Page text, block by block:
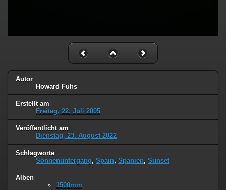
Autor
Howard Fuhs
Erstellt am
Freitag, 22. Juli 2005
Veröffentlicht am
Dienstag, 23. August 2022
Schlagworte
Sonnenuntergang, Spain, Spanien, Sunset
Alben
1500mm